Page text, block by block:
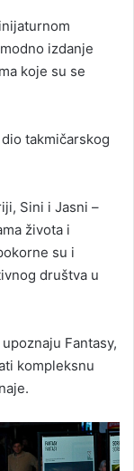
izdanje
koje su se
takmičarskog
Sini i Jasni –
života i
su i
društva u
Fantasy,
kompleksnu